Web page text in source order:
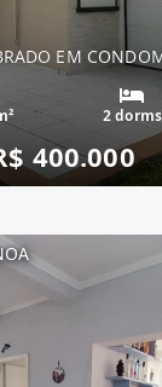
EM
2 dorms
400.000